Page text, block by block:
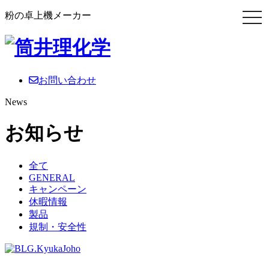
粉の卓上機メーカー
お問い合わせ
News
お知らせ
全て
GENERAL
キャンペーン
休暇情報
製品
規制・安全性